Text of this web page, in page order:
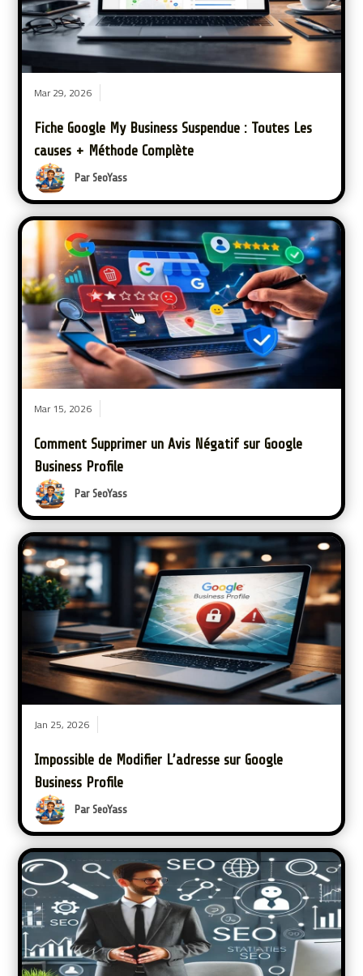
Mar 29, 2026
Fiche Google My Business Suspendue : Toutes Les
causes + Méthode Complète
Par SeoYass
Mar 15, 2026
Comment Supprimer un Avis Négatif sur Google
Business Profile
Par SeoYass
Jan 25, 2026
Impossible de Modifier L’adresse sur Google
Business Profile
Par SeoYass